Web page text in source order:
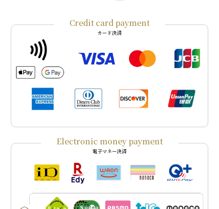
Credit card payment
カード決済
Electronic money payment
電子マネー決済